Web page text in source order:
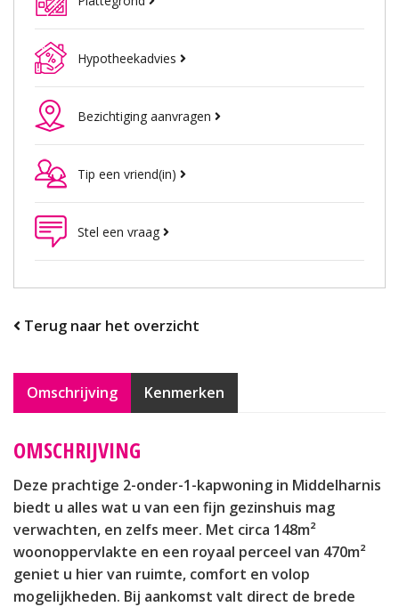
Hypotheekadvies
Bezichtiging aanvragen
Tip een vriend(in)
Stel een vraag
Terug naar het overzicht
Omschrijving Kenmerken
OMSCHRIJVING
Deze prachtige 2-onder-1-kapwoning in Middelharnis
biedt u alles wat u van een fijn gezinshuis mag
verwachten, en zelfs meer. Met circa 148m²
woonoppervlakte en een royaal perceel van 470m²
geniet u hier van ruimte, comfort en volop
mogelijkheden. Bij aankomst valt direct de brede